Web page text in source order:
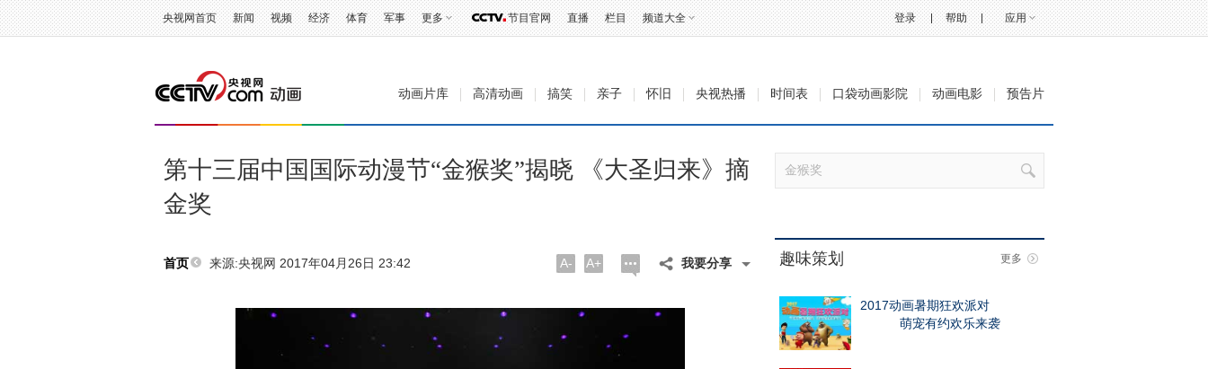
央视网首页 新闻 视频 经济 体育 军事 更多 节目官网 直播 栏目 频道大全 帮助 应用
登录
动画片库 高清动画 搞笑 亲子 怀旧 央视热播 时间表 口袋动画影院 动画电影 预告片
第十三届中国国际动漫节“金猴奖”揭晓 《大圣归来》摘
金奖
首页 来源:央视网 2017年04月26日 23:42 A- A+ 我要分享 趣味策划 更多
2017动画暑期狂欢派对
萌宠有约欢乐来袭